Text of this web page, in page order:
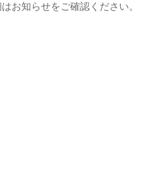
お知らせをご確認ください。